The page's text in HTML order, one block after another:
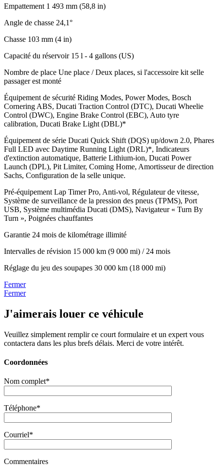
Empattement 1 493 mm (58,8 in)
Angle de chasse 24,1°
Chasse 103 mm (4 in)
Capacité du réservoir15 l - 4 gallons (US)
Nombre de place Une place / Deux places, si l'accessoire kit selle
passager est monté
Équipement de sécurité Riding Modes, Power Modes, Bosch
Cornering ABS, Ducati Traction Control (DTC), Ducati Wheelie
Control (DWC), Engine Brake Control (EBC), Auto tyre
calibration, Ducati Brake Light (DBL)*
Équipement de série Ducati Quick Shift (DQS) up/down 2.0, Phares
Full LED avec Daytime Running Light (DRL)*, Indicateurs
d'extinction automatique, Batterie Lithium-ion, Ducati Power
Launch (DPL), Pit Limiter, Coming Home, Amortisseur de direction
Sachs, Configuration de la selle unique.
Pré-équipement Lap Timer Pro, Anti-vol, Régulateur de vitesse,
Système de surveillance de la pression des pneus (TPMS), Port
USB, Système multimédia Ducati (DMS), Navigateur « Turn By
Turn », Poignées chauffantes
Garantie 24 mois de kilométrage illimité
Intervalles de révision 15 000 km (9 000 mi) / 24 mois
Réglage du jeu des soupapes 30 000 km (18 000 mi)
Fermer
Fermer
J'aimerais louer ce véhicule
Veuillez simplement remplir ce court formulaire et un expert vous
contactera dans les plus brefs délais. Merci de votre intérêt.
Coordonnées
Nom complet*
Téléphone*
Courriel*
Commentaires